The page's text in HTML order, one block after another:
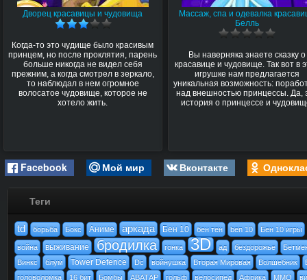
Дворец красавицы и чудовища
Когда-то это чудище было красивым
принцем, но после проклятия, парень
больше никогда не видел себя
прежним, а когда смотрел в зеркало,
то наблюдал в нем огромное
волосатое чудовище, которое не
хотело жить.
Массаж, спа и одевалка
Белль
Вы наверняка знаете сказку о
красавице и чудовище. Так вот в
игрушке нам предлагается
уникальная возможность:
над внешностью принцессы. Да,
история о принцессе и
Facebook Мой мир Вконтакте
Теги
td борьба Бокс Аниме аркада Бен 10 бен тен ben 10 Бен 10 игры
война выживание бродилка гонка 3D ад бездорожье
Винкс
блум Tower Defence Dc войнушка Вторая Мировая Волшебник
головоломка
16 бит Бомбы АВАТАР гольф велосипед Африка MMO